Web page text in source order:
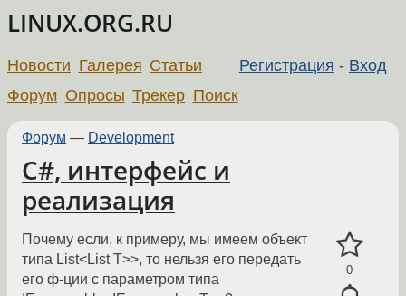
LINUX.ORG.RU
Регистрация - Вход
Новости Галерея Статьи
Форум Опросы Трекер Поиск
Форум — Development
C#, интерфейс и
реализация
0
Почему если, к примеру, мы имеем объект
типа List<List T>>, то нельзя его передать
его ф-ции с параметром типа